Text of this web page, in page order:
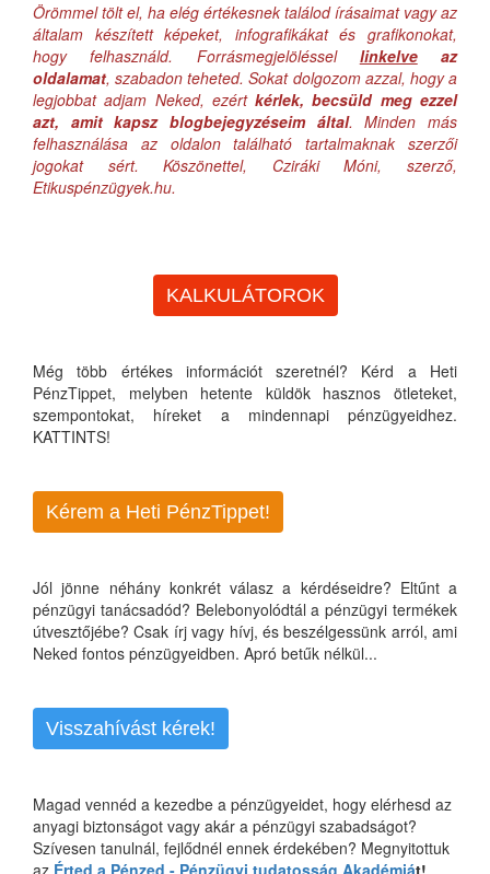
Örömmel tölt el, ha elég értékesnek találod írásaimat vagy az
általam készített képeket, infografikákat és grafikonokat,
hogy felhasználd. Forrásmegjelöléssel linkelveaz
oldalamat, szabadon teheted. Sokat dolgozom azzal, hogy a
legjobbat adjam Neked, ezértkérlek, becsüld meg ezzel
azt, amit kapsz blogbejegyzéseim által. Minden más
felhasználása az oldalon található tartalmaknak szerzői
jogokat sért. Köszönettel, Cziráki Móni, szerző,
Etikuspénzügyek.hu.
KALKULÁTOROK
Még több értékes információt szeretnél? Kérd a Heti
PénzTippet, melyben hetente küldök hasznos ötleteket,
szempontokat, híreket a mindennapi pénzügyeidhez.
KATTINTS!
Kérem a Heti PénzTippet!
Jól jönne néhány konkrét válasz a kérdéseidre? Eltűnt a
pénzügyi tanácsadód? Belebonyolódtál a pénzügyi termékek
útvesztőjébe? Csak írj vagy hívj, és beszélgessünk arról, ami
Neked fontos pénzügyeidben. Apró betűk nélkül...
Visszahívást kérek!
Magad vennéd a kezedbe a pénzügyeidet, hogy elérhesd az
anyagi biztonságot vagy akár a pénzügyi szabadságot?
Szívesen tanulnál, fejlődnél ennek érdekében? Megnyitottuk
az Érted a Pénzed - Pénzügyi tudatosság Akadémiát!